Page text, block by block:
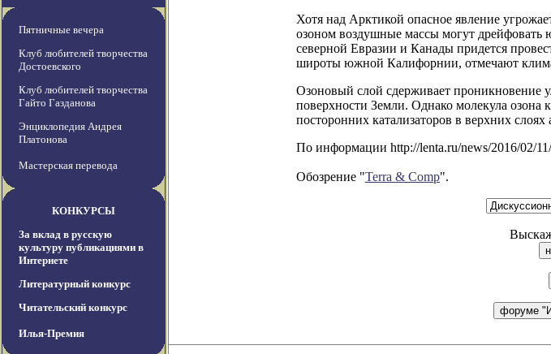
Пятничные вечера
Клуб любителей творчества
Достоевского
Клуб любителей творчества
Гайто Газданова
Энциклопедия Андрея
Платонова
Мастерская перевода
КОНКУРСЫ
За вклад в русскую
культуру публикациями в
Интернете
Литературный конкурс
Читательский конкурс
Илья-Премия
Хотя над Арктикой опасное явление
озоном воздушные массы могут
северной Евразии и Канады придется
широты южной Калифорнии, отмечают
Озоновый слой сдерживает проникновение
поверхности Земли. Однако молекула озона
посторонних катализаторов в верхних слоях
По информации http://lenta.ru/news/2016/02/
Обозрение "Terra & Comp".